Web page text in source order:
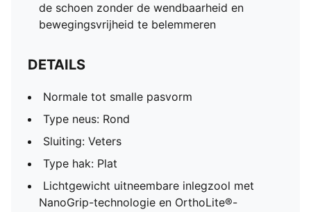
de schoen zonder de wendbaarheid en
bewegingsvrijheid te belemmeren
DETAILS
Normale tot smalle pasvorm
Type neus: Rond
Sluiting: Veters
Type hak: Plat
Lichtgewicht uitneembare inlegzool met
NanoGrip-technologie en OrthoLite®-